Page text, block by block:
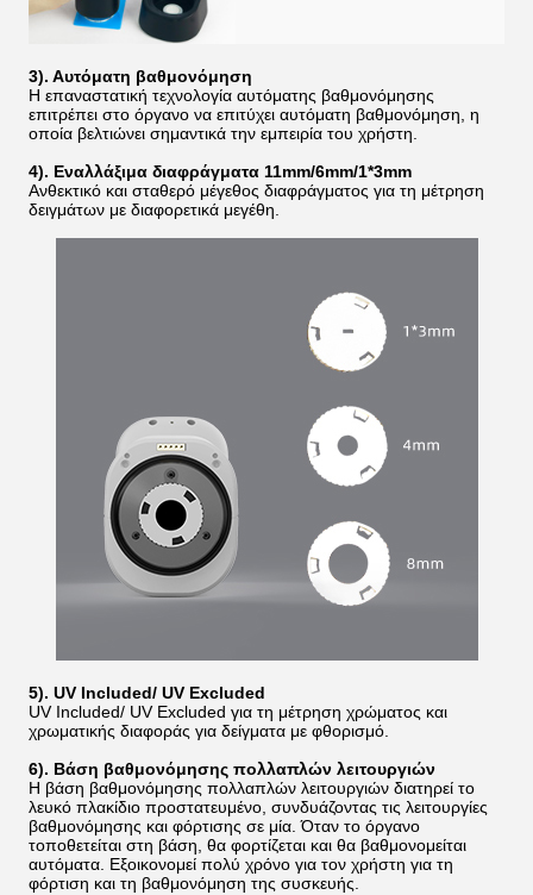
3). Αυτόματη βαθμονόμηση
Η επαναστατική τεχνολογία αυτόματης βαθμονόμησης
επιτρέπει στο όργανο να επιτύχει αυτόματη βαθμονόμηση, η
οποία βελτιώνει σημαντικά την εμπειρία του χρήστη.
4). Εναλλάξιμα διαφράγματα 11mm/6mm/1*3mm
Ανθεκτικό και σταθερό μέγεθος διαφράγματος για τη μέτρηση
δειγμάτων με διαφορετικά μεγέθη.
5). UV Included/ UV Excluded
UV Included/ UV Excluded για τη μέτρηση χρώματος και
χρωματικής διαφοράς για δείγματα με φθορισμό.
6). Βάση βαθμονόμησης πολλαπλών λειτουργιών
Η βάση βαθμονόμησης πολλαπλών λειτουργιών διατηρεί το
λευκό πλακίδιο προστατευμένο, συνδυάζοντας τις λειτουργίες
βαθμονόμησης και φόρτισης σε μία. Όταν το όργανο
τοποθετείται στη βάση, θα φορτίζεται και θα βαθμονομείται
αυτόματα. Εξοικονομεί πολύ χρόνο για τον χρήστη για τη
φόρτιση και τη βαθμονόμηση της συσκευής.